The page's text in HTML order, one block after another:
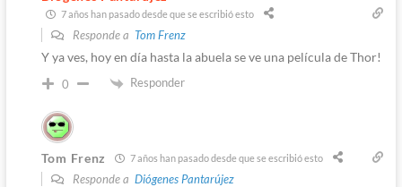
7 años han pasado desde que se escribió esto
Responde a Tom Frenz
Y ya ves, hoy en día hasta la abuela se ve una película de Thor!
0 Responder
Tom Frenz 7 años han pasado desde que se escribió esto
Responde a Diógenes Pantarújez